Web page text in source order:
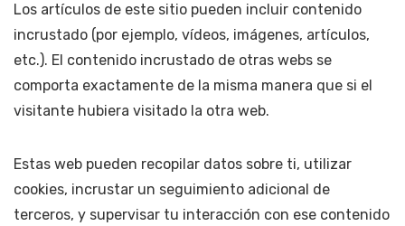
Los artículos de este sitio pueden incluir contenido
incrustado (por ejemplo, vídeos, imágenes, artículos,
etc.). El contenido incrustado de otras webs se
comporta exactamente de la misma manera que si el
visitante hubiera visitado la otra web.
Estas web pueden recopilar datos sobre ti, utilizar
cookies, incrustar un seguimiento adicional de
terceros, y supervisar tu interacción con ese contenido